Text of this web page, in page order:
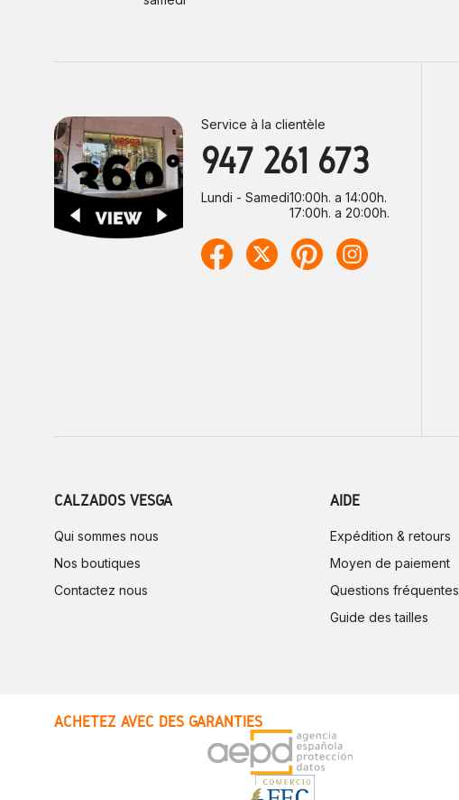
Service à la clientèle
947 261 673
Lundi - Samedi10:00h. a 14:00h.
17:00h. a 20:00h.
CALZADOS VESGA
Qui sommes nous
Nos boutiques
Contactez nous
AIDE
Expédition & retours
Moyen de paiement
Questions fréquentes
Guide des tailles
ACHETEZ AVEC DES GARANTIES